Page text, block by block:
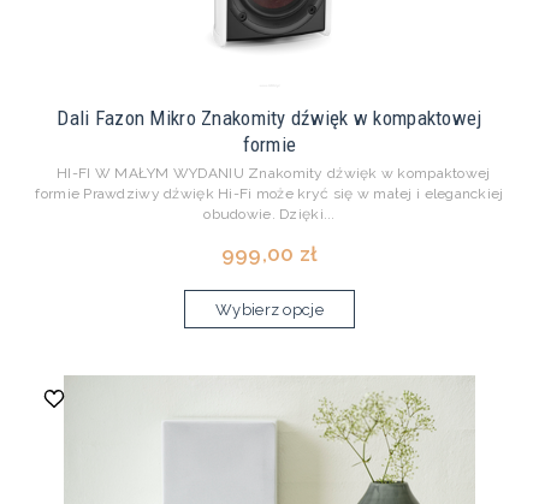
Dali Fazon Mikro Znakomity dźwięk w kompaktowej
formie
HI-FI W MAŁYM WYDANIU Znakomity dźwięk w kompaktowej
formie Prawdziwy dźwięk Hi-Fi może kryć się w małej i eleganckiej
obudowie. Dzięki...
999,00 zł
Wybierz opcje